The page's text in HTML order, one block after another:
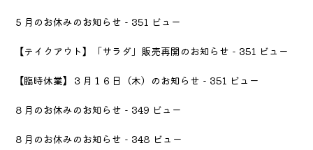
５月のお休みのお知らせ - 351 ビュー
【テイクアウト】「サラダ」販売再開のお知らせ - 351 ビュー
【臨時休業】３月１６日（木）のお知らせ - 351 ビュー
８月のお休みのお知らせ - 349 ビュー
８月のお休みのお知らせ - 348 ビュー